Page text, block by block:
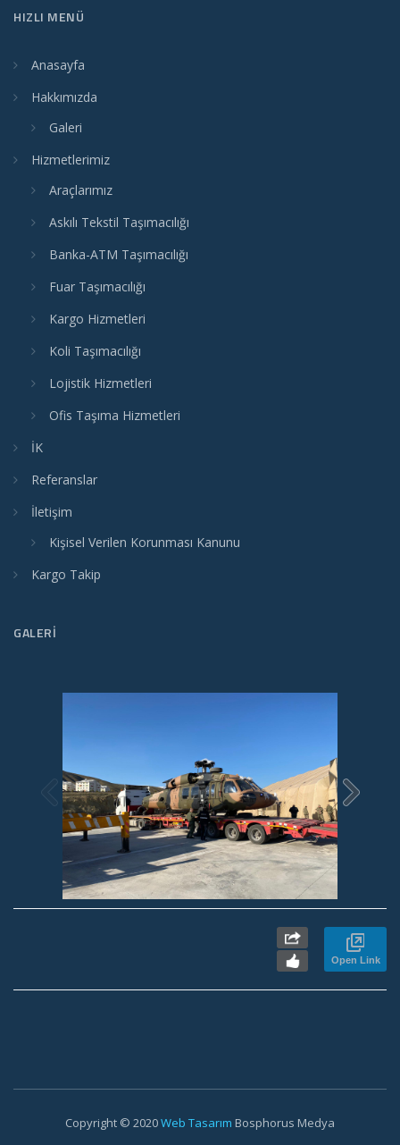
HIZLI MENÜ
Anasayfa
Hakkımızda
Galeri
Hizmetlerimiz
Araçlarımız
Askılı Tekstil Taşımacılığı
Banka-ATM Taşımacılığı
Fuar Taşımacılığı
Kargo Hizmetleri
Koli Taşımacılığı
Lojistik Hizmetleri
Ofis Taşıma Hizmetleri
İK
Referanslar
İletişim
Kişisel Verilen Korunması Kanunu
Kargo Takip
GALERI
Open Link
Copyright © 2020Web Tasarım Bosphorus Medya